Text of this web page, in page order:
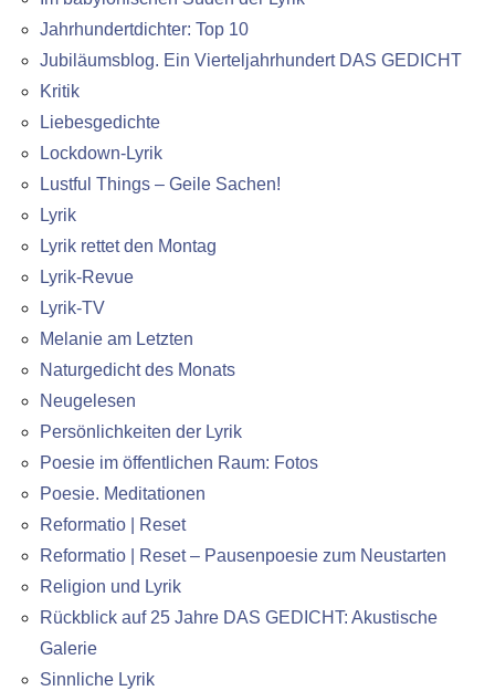
Jahrhundertdichter: Top 10
Jubiläumsblog. Ein Vierteljahrhundert DAS GEDICHT
Kritik
Liebesgedichte
Lockdown-Lyrik
Lustful Things – Geile Sachen!
Lyrik
Lyrik rettet den Montag
Lyrik-Revue
Lyrik-TV
Melanie am Letzten
Naturgedicht des Monats
Neugelesen
Persönlichkeiten der Lyrik
Poesie im öffentlichen Raum: Fotos
Poesie. Meditationen
Reformatio | Reset
Reformatio | Reset – Pausenpoesie zum Neustarten
Religion und Lyrik
Rückblick auf 25 Jahre DAS GEDICHT: Akustische
Galerie
Sinnliche Lyrik